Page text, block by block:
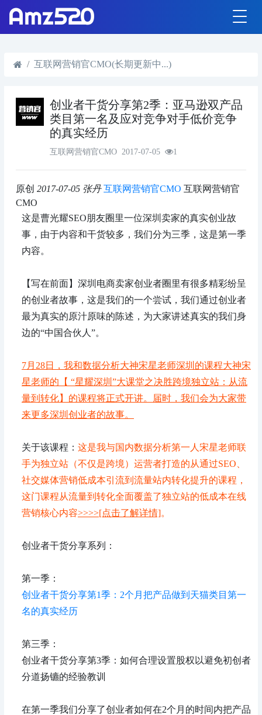
互联网营销官CMO(长期更新中...)
创业者干货分享第2季：亚马逊双产品
类目第一名及应对竞争对手低价竞争
的真实经历
互联网营销官CMO 2017-07-05 1
原创 2017-07-05 张丹 互联网营销官CMO 互联网营销官
CMO
这是曹光耀SEO朋友圈里一位深圳卖家的真实创业故
事，由于内容和干货较多，我们分为三季，这是第一季
内容。
【写在前面】深圳电商卖家创业者圈里有很多精彩纷呈
的创业者故事，这是我们的一个尝试，我们通过创业者
最为真实的原汁原味的陈述，为大家讲述真实的我们身
边的“中国合伙人”。
7月28日，我和数据分析大神宋星老师深圳的课程大神宋
星老师的【 “星耀深圳”大课堂之决胜跨境独立站：从流
量到转化】的课程将正式开讲。届时，我们会为大家带
来更多深圳创业者的故事。
关于该课程： 这是我与国内数据分析第一人宋星老师联
手为独立站（不仅是跨境）运营者打造的从通过SEO、
社交媒体营销低成本引流到流量站内转化提升的课程，
这门课程从流量到转化全面覆盖了独立站的低成本在线
营销核心内容>>>>[点击了解详情]。
创业者干货分享系列：
第一季：
创业者干货分享第1季：2个月把产品做到天猫类目第一
名的真实经历
第三季：
创业者干货分享第3季：如何合理设置股权以避免初创者
分道扬镳的经验教训
在第一季我们分享了创业者如何在2个月的时间内把产品